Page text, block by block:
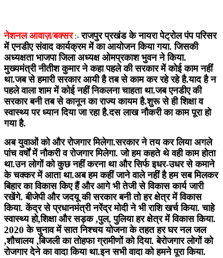
नेशनल आवाज़/बक्सर:-राजपुर प्रखंड के नायरा पेट्रोल पंप परिसर
में एनडीए संवाद कार्यक्रम में का आयोजन किया गया. जिसकी
अध्यक्षता भाजपा जिला अध्यक्ष ओमप्रकाश भुवन ने किया.
मुख्यमंत्री नीतीश कुमार ने कहा पहले की सरकार में कोई काम नहीं
था.जब से हमारी सरकार आयी है तब से काम कर रहे रहे है.याद है न
पहले वाला शाम में कोई नहीं निकलना चाहता था.जब एनडीए की
सरकार बनी तब से कानून का राज्य कायम है.शुरू से ही शिक्षा व
स्वास्थ्य पर ध्यान दिया जा रहा है.दस लाख नौकरी का काम पूरा हो
गया है.
अब युवाओं को और रोजगार मिलेगा.सरकार ने तय कर लिया अगले
पांच वर्षों में नौकरी व रोजगार मिलेगा. जो हम कहते थे वही काम होता
था.उन लोगों को कुछ नहीं करना था और सिर्फ इधर-उधर से कमाने
के चक्कर में आता था.अब हम कहीं जाने वाले नहीं है हम सब मिलकर
बिहार का विकास किए हैं और आगे भी तेजी से विकास कार्य जारी
रखेंगे. बीजेपी और जदयू की सरकार बनी तो हर क्षेत्र में विकास
किया. केंद्र से प्रधानमंत्री नरेंद्र मोदी ने भी राशि खर्च किया. चाहे
स्वास्थ्य हो,शिक्षा और सड़क ,पुल, पुलिया हर क्षेत्र में विकास किया.
2020 के चुनाव में सात निश्चय योजना के तहत हर घर नल जल
,शौचालय ,बिजली का तोहफा ग्रामीणों को दिया. बेरोजगार लोगों को
रोजगार देने का वादा किया था.इन सभी वादा को हमने पूरा किया.